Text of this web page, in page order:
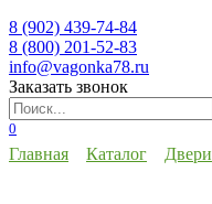
8 (902) 439-74-84
8 (800) 201-52-83
info@vagonka78.ru
Заказать звонок
Искать:
0
Главная Каталог Двери